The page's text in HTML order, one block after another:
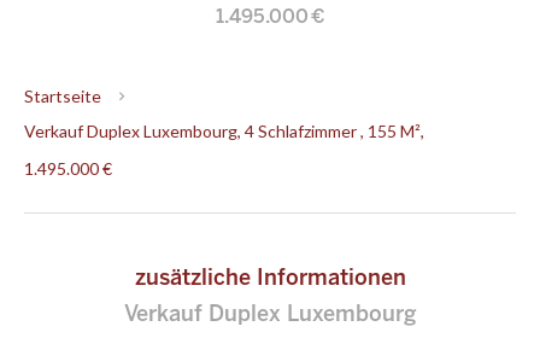
1.495.000 €
Startseite
Verkauf Duplex Luxembourg, 4 Schlafzimmer , 155 M²,
1.495.000 €
zusätzliche Informationen
Verkauf Duplex Luxembourg